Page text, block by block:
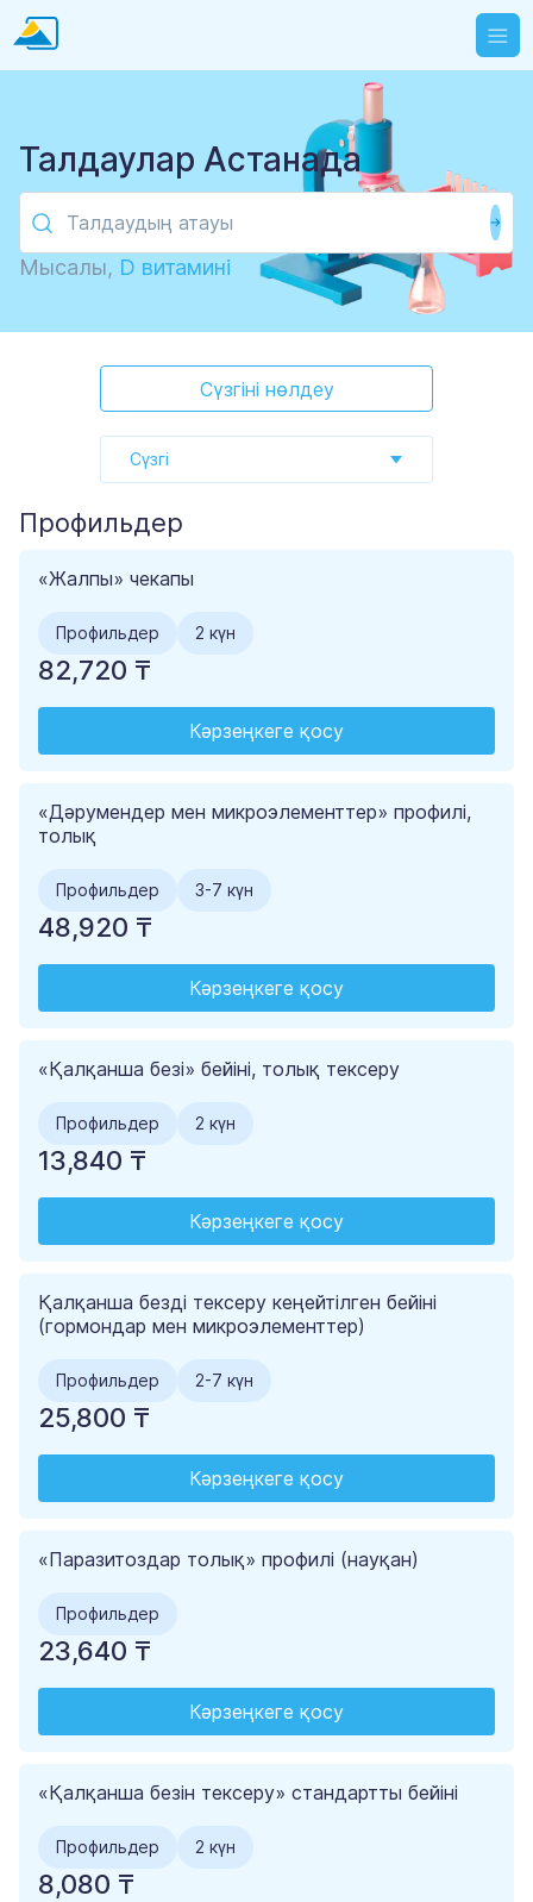
Талдаулар Астанада
Мысалы, D витамині
Сүзгіні нөлдеу
Сүзгі
Профильдер
«Жалпы» чекапы
Профильдер 2 күн
82,720 ₸
Кәрзеңкеге қосу
«Дәрумендер мен микроэлементтер» профилі,
толық
Профильдер 3-7 күн
48,920 ₸
Кәрзеңкеге қосу
«Қалқанша безі» бейіні, толық тексеру
Профильдер 2 күн
13,840 ₸
Кәрзеңкеге қосу
Қалқанша безді тексеру кеңейтілген бейіні
(гормондар мен микроэлементтер)
Профильдер 2-7 күн
25,800 ₸
Кәрзеңкеге қосу
«Паразитоздар толық» профилі (науқан)
Профильдер
23,640 ₸
Кәрзеңкеге қосу
«Қалқанша безін тексеру» стандартты бейіні
Профильдер 2 күн
8,080 ₸